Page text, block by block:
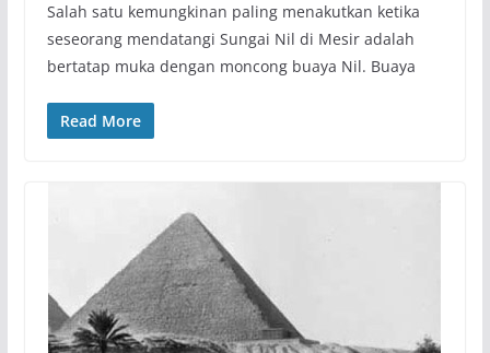
Salah satu kemungkinan paling menakutkan ketika
seseorang mendatangi Sungai Nil di Mesir adalah
bertatap muka dengan moncong buaya Nil. Buaya
Read More